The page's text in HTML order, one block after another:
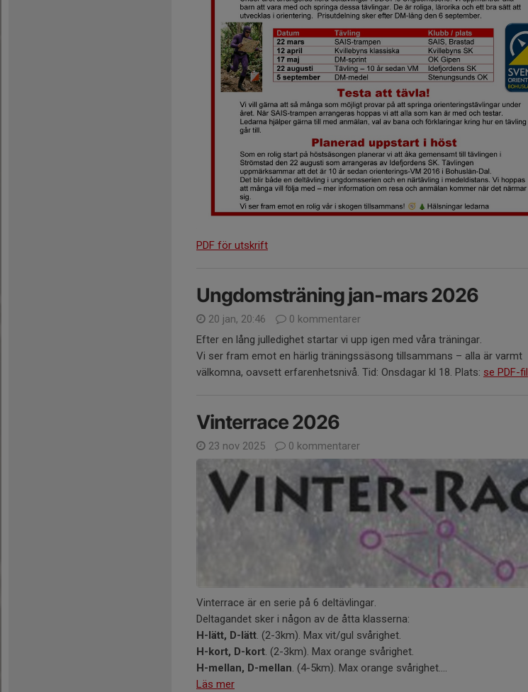
PDF för utskrift
Ungdomsträning jan-mars 2026
20 jan, 20:46
0 kommentarer
Efter en lång julledighet startar vi upp igen med våra träningar.
Vi ser fram emot en härlig träningssäsong tillsammans – alla är varmt
välkomna, oavsett erfarenhetsnivå. Tid: Onsdagar kl 18. Plats: se PDF-fil
Vinterrace 2026
23 nov 2025 0 kommentarer
Vinterrace är en serie på 6 deltävlingar.
Deltagandet sker i någon av de åtta klasserna:
H-lätt, D-lätt. (2-3km). Max vit/gul svårighet.
H-kort, D-kort. (2-3km). Max orange svårighet.
H-mellan, D-mellan. (4-5km). Max orange svårighet....
Läs mer